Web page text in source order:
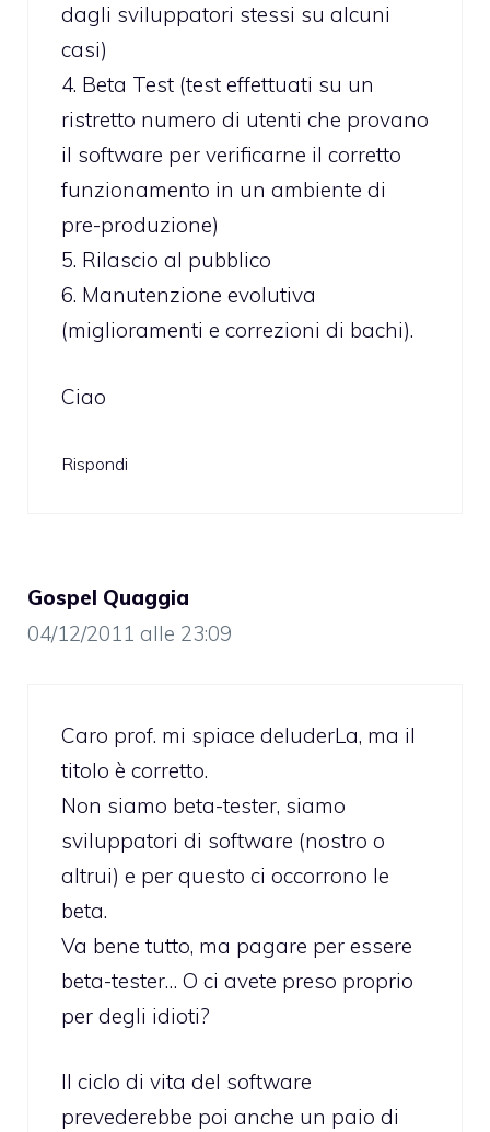
dagli sviluppatori stessi su alcuni
casi)
4. Beta Test (test effettuati su un
ristretto numero di utenti che provano
il software per verificarne il corretto
funzionamento in un ambiente di
pre-produzione)
5. Rilascio al pubblico
6. Manutenzione evolutiva
(miglioramenti e correzioni di bachi).
Ciao
Rispondi
Gospel Quaggia
04/12/2011 alle 23:09
Caro prof. mi spiace deluderLa, ma il
titolo è corretto.
Non siamo beta-tester, siamo
sviluppatori di software (nostro o
altrui) e per questo ci occorrono le
beta.
Va bene tutto, ma pagare per essere
beta-tester… O ci avete preso proprio
per degli idioti?
Il ciclo di vita del software
prevederebbe poi anche un paio di